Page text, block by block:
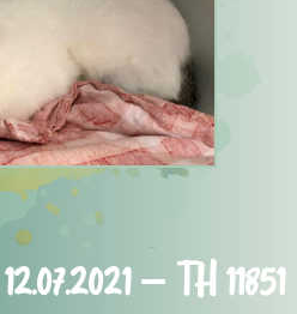
12.07.2021 – TH 11851